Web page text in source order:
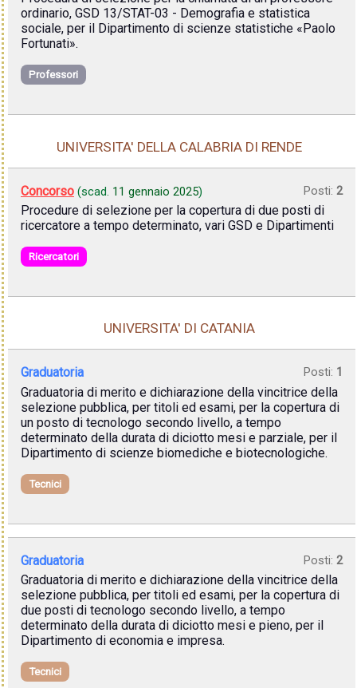
ordinario, GSD 13/STAT-03 - Demografia e statistica
sociale, per il Dipartimento di scienze statistiche «Paolo
Fortunati».
Professori
UNIVERSITA' DELLA CALABRIA DI RENDE
Concorso (scad. 11 gennaio 2025) Posti: 2
Procedure di selezione per la copertura di due posti di
ricercatore a tempo determinato, vari GSD e Dipartimenti
Ricercatori
UNIVERSITA' DI CATANIA
Graduatoria Posti: 1
Graduatoria di merito e dichiarazione della vincitrice della
selezione pubblica, per titoli ed esami, per la copertura di
un posto di tecnologo secondo livello, a tempo
determinato della durata di diciotto mesi e parziale, per il
Dipartimento di scienze biomediche e biotecnologiche.
Tecnici
Graduatoria Posti: 2
Graduatoria di merito e dichiarazione della vincitrice della
selezione pubblica, per titoli ed esami, per la copertura di
due posti di tecnologo secondo livello, a tempo
determinato della durata di diciotto mesi e pieno, per il
Dipartimento di economia e impresa.
Tecnici